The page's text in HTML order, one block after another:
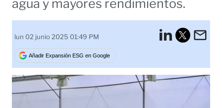
agua y mayores rendimientos.
lun 02 junio 2025 01:49 PM
Añadir Expansión ESG en Google